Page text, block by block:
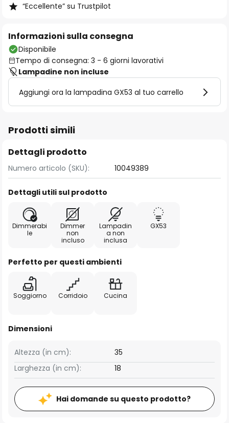
“Eccellente” su Trustpilot
Informazioni sulla consegna
Disponibile
Tempo di consegna: 3 - 6 giorni lavorativi
Lampadine non incluse
Aggiungi ora la lampadina GX53 al tuo carrello
Prodotti simili
Dettagli prodotto
Numero articolo (SKU): 10049389
Dettagli utili sul prodotto
Dimmerabi
le
Dimmer
non
incluso
Lampadin
a non
inclusa
GX53
Perfetto per questi ambienti
Soggiorno Corridoio Cucina
Dimensioni
Larghezza (in cm): 18
Altezza (in cm): 35
Hai domande su questo prodotto?